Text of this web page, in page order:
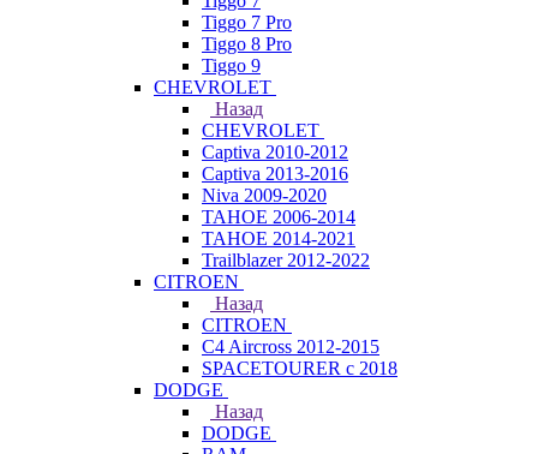
Tiggo 7 Pro
Tiggo 8 Pro
Tiggo 9
CHEVROLET
Назад
CHEVROLET
Captiva 2010-2012
Captiva 2013-2016
Niva 2009-2020
TAHOE 2006-2014
TAHOE 2014-2021
Trailblazer 2012-2022
CITROEN
Назад
CITROEN
C4 Aircross 2012-2015
SPACETOURER с 2018
DODGE
Назад
DODGE